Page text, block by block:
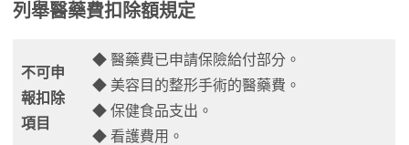
列舉醫藥費扣除額規定
不可申
報扣除
項目
◆ 醫藥費已申請保險給付部分。
◆ 美容目的整形手術的醫藥費。
◆ 保健食品支出。
◆ 看護費用。